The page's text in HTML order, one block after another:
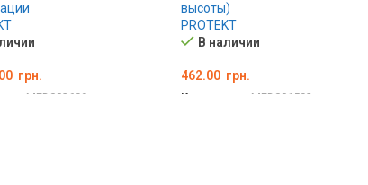
грн.
MED002699
высоты)
PROTEKT
В наличии
462.00 грн.
Код товара: MED001593